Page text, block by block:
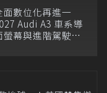
面數位化再進一
Audi A3 車系導
螢幕與進階駕駛輔